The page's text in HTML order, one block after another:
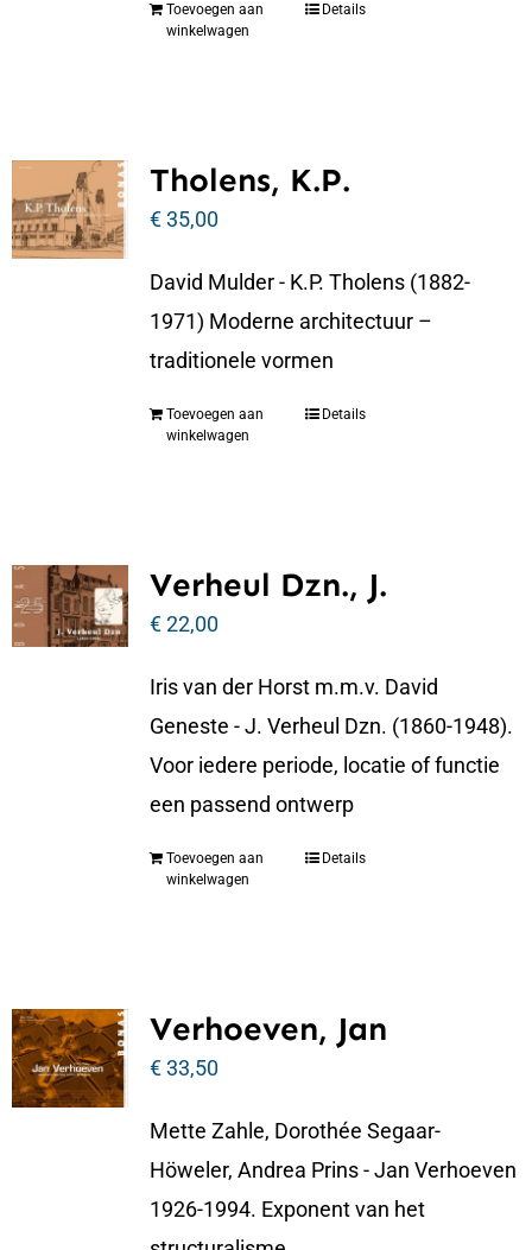
Toevoegen aan
winkelwagen
Details
Tholens, K.P.
€35,00
David Mulder - K.P. Tholens (1882-
1971) Moderne architectuur –
traditionele vormen
Toevoegen aan
winkelwagen
Details
Verheul Dzn., J.
€22,00
Iris van der Horst m.m.v. David
Geneste - J. Verheul Dzn. (1860-1948).
Voor iedere periode, locatie of functie
een passend ontwerp
Toevoegen aan
winkelwagen
Details
Verhoeven, Jan
€33,50
Mette Zahle, Dorothée Segaar-
Höweler, Andrea Prins - Jan Verhoeven
1926-1994. Exponent van het